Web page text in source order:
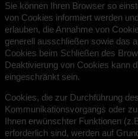
Sie können Ihren Browser so
von Cookies informiert werden
erlauben, die Annahme von
generell ausschließen sowie das
Cookies beim Schließen des
Deaktivierung von Cookies kann
eingeschränkt sein.
Cookies, die zur Durchführung
Kommunikationsvorgangs oder
Ihnen erwünschter Funktionen
erforderlich sind, werden auf